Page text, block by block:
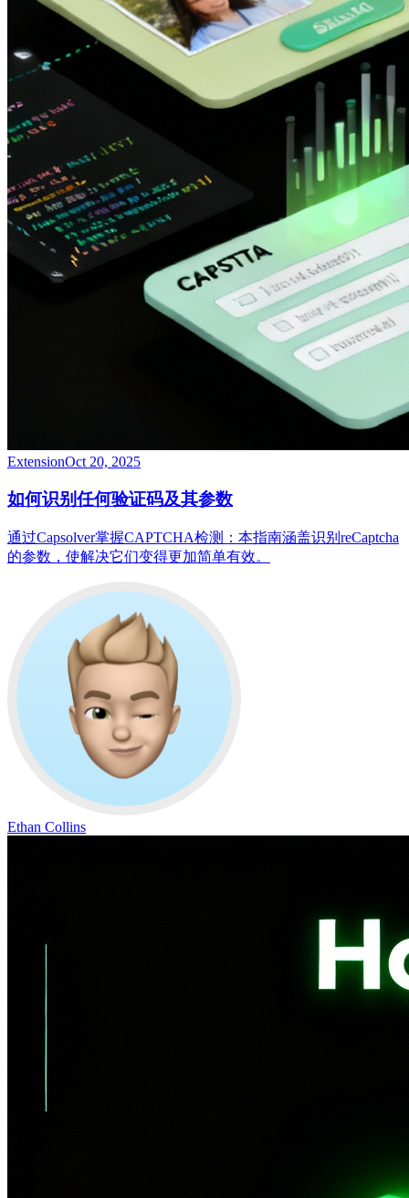
ExtensionOct 20, 2025
如何识别任何验证码及其参数
通过Capsolver掌握CAPTCHA检测：本指南涵盖识别reCaptcha
的参数，使解决它们变得更加简单有效。
Ethan Collins